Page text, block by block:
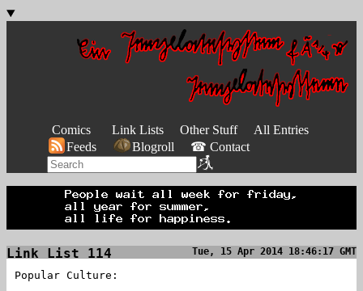
Comics Link Lists Other Stuff
All Entries
Feeds
Blogroll ☎ Contact
Link List 114 Tue, 15 Apr 2014 18:46:17 GMT
Popular Culture: